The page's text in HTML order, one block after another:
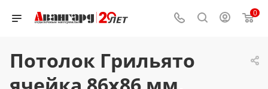
0
Потолок Грильято